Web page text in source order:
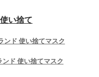
い捨て
ンド 使い捨てマスク
ド 使い捨てマスク